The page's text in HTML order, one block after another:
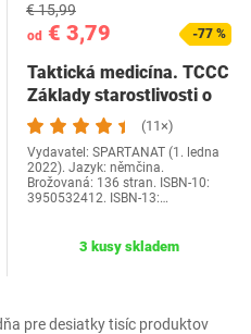
pre desiatky tisíc produktov
od € 3,79
€ 15,99
-77 %
Taktická medicína. TCCC
Základy starostlivosti o
zranených…
(11×)
Vydavatel: SPARTANAT (1. ledna
2022). Jazyk: němčina.
Brožovaná: 136 stran. ISBN-10:
3950532412. ISBN-13:…
3 kusy skladem